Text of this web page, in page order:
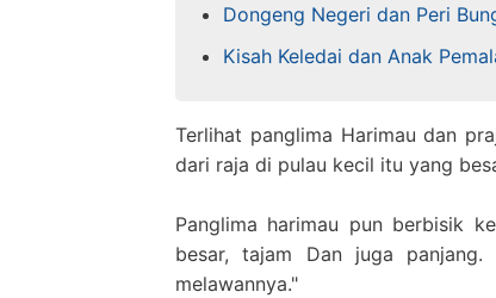
Dongeng Negeri dan Peri
Kisah Keledai dan Anak
Terlihat panglima Harimau dan
dari raja di pulau kecil itu yang
Panglima harimau pun berbisik
besar, tajam Dan juga
melawannya."